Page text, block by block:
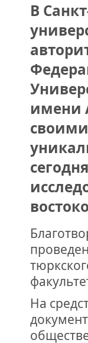
УСЕРГАН.
ОГОНЬ -
ПОЖАРОВ
ДРУЖБА
ВСТРЕЧА
ДО
ЮСУПОВА
ЛЮБОЙ
ИНТЕРВЬЮ
МЕМОРИАЛ
В
имени
На